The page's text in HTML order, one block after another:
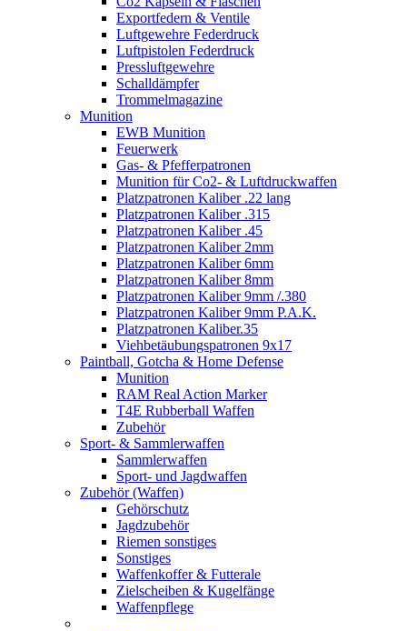
Exportfedern & Ventile
Luftgewehre Federdruck
Luftpistolen Federdruck
Pressluftgewehre
Schalldämpfer
Trommelmagazine
Munition
EWB Munition
Feuerwerk
Gas- & Pfefferpatronen
Munition für Co2- & Luftdruckwaffen
Platzpatronen Kaliber .22 lang
Platzpatronen Kaliber .315
Platzpatronen Kaliber .45
Platzpatronen Kaliber 2mm
Platzpatronen Kaliber 6mm
Platzpatronen Kaliber 8mm
Platzpatronen Kaliber 9mm /.380
Platzpatronen Kaliber 9mm P.A.K.
Platzpatronen Kaliber.35
Viehbetäubungspatronen 9x17
Paintball, Gotcha & Home Defense
Munition
RAM Real Action Marker
T4E Rubberball Waffen
Zubehör
Sport- & Sammlerwaffen
Sammlerwaffen
Sport- und Jagdwaffen
Zubehör (Waffen)
Gehörschutz
Jagdzubehör
Riemen sonstiges
Sonstiges
Waffenkoffer & Futterale
Zielscheiben & Kugelfänge
Waffenpflege